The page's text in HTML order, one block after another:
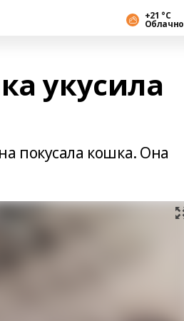
+21 °С
Облачно
укусила
покусала кошка. Она